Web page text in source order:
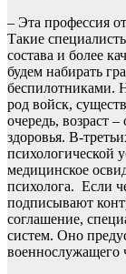
– Эта профессия
Такие
состава и более
будем набирать
беспилотниками.
род войск,
очередь, возраст
здоровья. В-
психологической
медицинское
психолога. Если
подписывают
соглашение,
систем. Оно
военнослужащего